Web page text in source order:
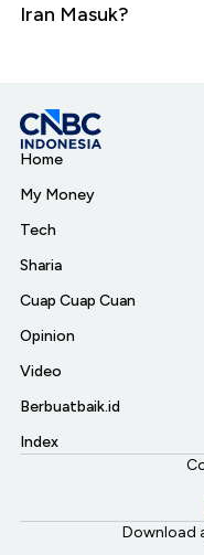
Iran Masuk?
Home
My Money
Tech
Sharia
Cuap Cuap Cuan
Opinion
Video
Berbuatbaik.id
Index
Download